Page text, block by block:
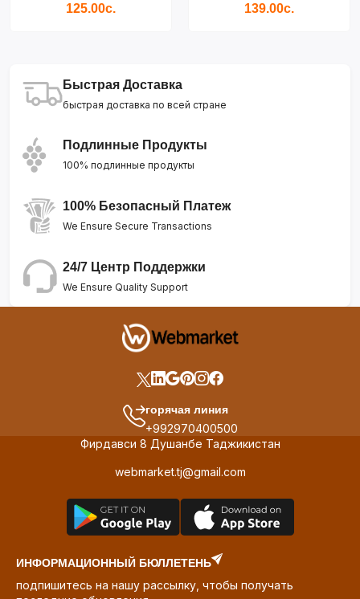
125.00с. 139.00с.
Быстрая Доставка
быстрая доставка по всей стране
Подлинные Продукты
100% подлинные продукты
100% Безопасный Платеж
We Ensure Secure Transactions
24/7 Центр Поддержки
We Ensure Quality Support
горячая линия
+992970400500
Фирдавси 8 Душанбе Таджикистан
webmarket.tj@gmail.com
ИНФОРМАЦИОННЫЙ БЮЛЛЕТЕНЬ
подпишитесь на нашу рассылку, чтобы получать